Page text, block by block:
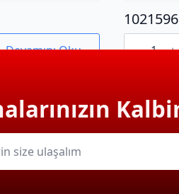
Devamını Oku
1021596
1021596
adet